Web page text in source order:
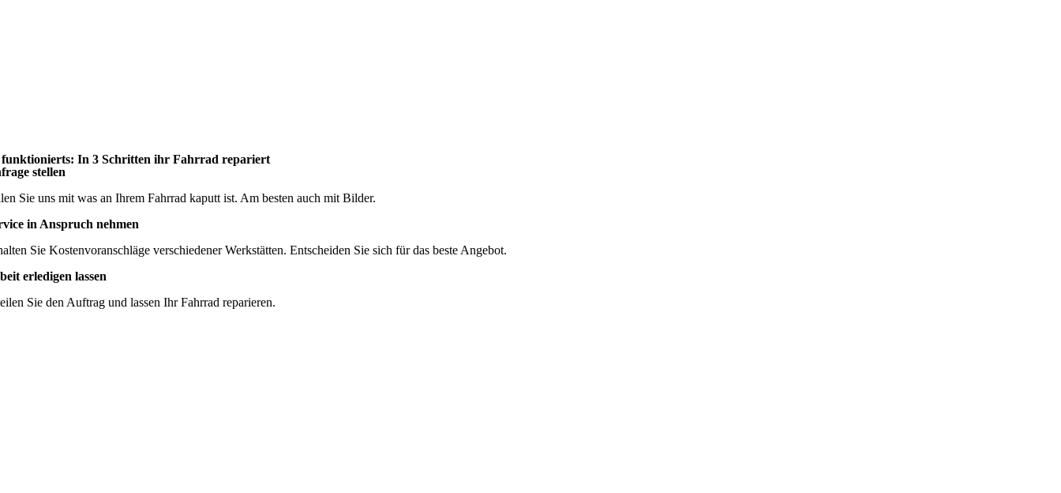
funktionierts: In 3 Schritten ihr Fahrrad repariert
stellen
Sie uns mit was an Ihrem Fahrrad kaputt ist. Am besten auch mit Bilder.
in Anspruch nehmen
Sie Kostenvoranschläge verschiedener Werkstätten. Entscheiden Sie sich für das beste Angebot.
erledigen lassen
Sie den Auftrag und lassen Ihr Fahrrad reparieren.